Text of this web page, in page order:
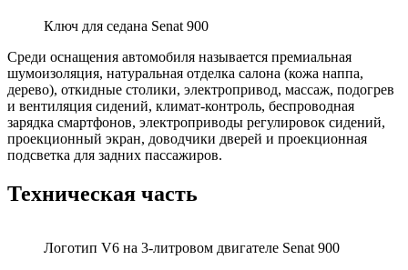
Ключ для седана Senat 900
Среди оснащения автомобиля называется премиальная
шумоизоляция, натуральная отделка салона (кожа наппа,
дерево), откидные столики, электропривод, массаж, подогрев
и вентиляция сидений, климат-контроль, беспроводная
зарядка смартфонов, электроприводы регулировок сидений,
проекционный экран, доводчики дверей и проекционная
подсветка для задних пассажиров.
Техническая часть
Логотип V6 на 3-литровом двигателе Senat 900